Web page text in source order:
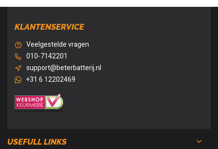
KLANTENSERVICE
Veelgestelde vragen
010-7142201
support@beterbatterij.nl
+31 6 12202469
USEFULL LINKS